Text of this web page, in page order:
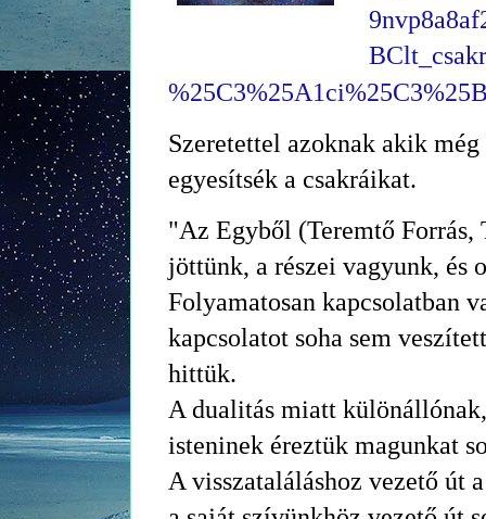
Szeretettel azoknak akik
egyesítsék a csakráikat.
"Az Egyből (Teremtő Forrás,
jöttünk, a részei vagyunk, és
Folyamatosan kapcsolatban
kapcsolatot soha sem
hittük.
A dualitás miatt
isteninek éreztük magunkat
A visszataláláshoz vezető út